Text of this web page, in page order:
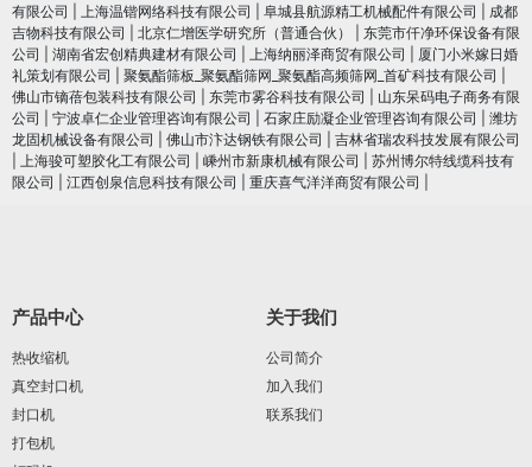
有限公司
上海温锴网络科技有限公司 阜城县航源精工机械配件有限公司
成都
吉物科技有限公司
北京仁增医学研究所（普通合伙）
东莞市仟净环保设备有限
公司
湖南省宏创精典建材有限公司 上海纳丽泽商贸有限公司
厦门小米嫁日婚
礼策划有限公司
聚氨酯筛板_聚氨酯筛网_聚氨酯高频筛网_首矿科技有限公司
佛山市镝蓓包装科技有限公司
东莞市雾谷科技有限公司
山东呆码电子商务有限
公司
宁波卓仁企业管理咨询有限公司 石家庄励凝企业管理咨询有限公司
潍坊
龙固机械设备有限公司
佛山市汴达钢铁有限公司
吉林省瑞农科技发展有限公司
上海骏可塑胶化工有限公司 嵊州市新康机械有限公司
苏州博尔特线缆科技有
限公司
江西创泉信息科技有限公司 重庆喜气洋洋商贸有限公司
产品中心
热收缩机
真空封口机
封口机
打包机
关于我们
公司简介
加入我们
联系我们